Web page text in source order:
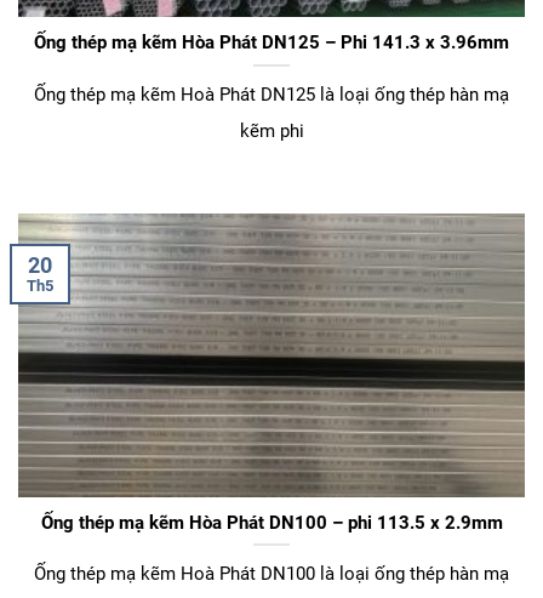
Ống thép mạ kẽm Hòa Phát DN125 – Phi 141.3 x 3.96mm
Ống thép mạ kẽm Hoà Phát DN125 là loại ống thép hàn mạ
kẽm phi
Ống thép mạ kẽm Hòa Phát DN100 – phi 113.5 x 2.9mm
Ống thép mạ kẽm Hoà Phát DN100 là loại ống thép hàn mạ
20
Th5